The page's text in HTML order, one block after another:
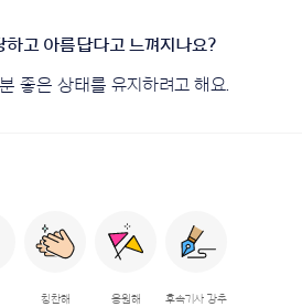
좋은 상태를 유지하려고 해요.
칭찬해 응원해 후속기사 강추